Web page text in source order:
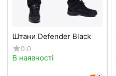
Штани Defender Black
0.0
В наявності